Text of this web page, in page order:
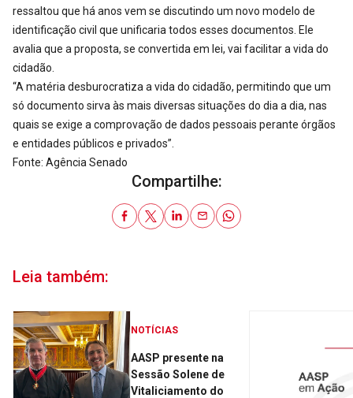
ressaltou que há anos vem se discutindo um novo modelo de
identificação civil que unificaria todos esses documentos. Ele
avalia que a proposta, se convertida em lei, vai facilitar a vida do
cidadão.
“A matéria desburocratiza a vida do cidadão, permitindo que um
só documento sirva às mais diversas situações do dia a dia, nas
quais se exige a comprovação de dados pessoais perante órgãos
e entidades públicos e privados”.
Fonte: Agência Senado
Compartilhe:
Leia também:
NOTÍCIAS
AASP presente na
Sessão Solene de
Vitaliciamento do